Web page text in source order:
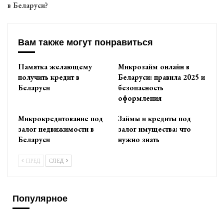
в Беларуси?
Вам также могут понравиться
Памятка желающему
получить кредит в
Беларуси
Микрозайм онлайн в
Беларуси: правила 2025 и
безопасность
оформления
Микрокредитование под
залог недвижимости в
Беларуси
Займы и кредиты под
залог имущества: что
нужно знать
ПРЕД СЛЕД
Популярное